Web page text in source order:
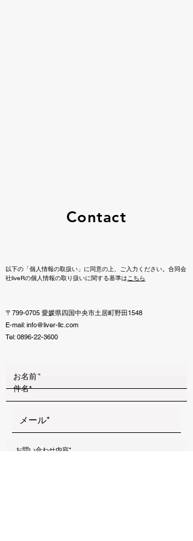
Contact
以下の「個人情報の取扱い」に同意の上、ご入力ください。合同会
社liveRの個人情報の取り扱いに関する基準はこちら
〒799-0705 愛媛県四国中央市土居町野田1548
E-mail:info@liver-llc.com
Tel:0896-22-3600